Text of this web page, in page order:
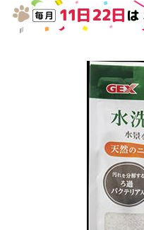
美容・ケア用品
日用品（デイリー）
商品リクエスト